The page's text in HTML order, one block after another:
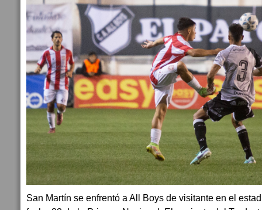
San Martín se enfrentó a All Boys de visitante en el